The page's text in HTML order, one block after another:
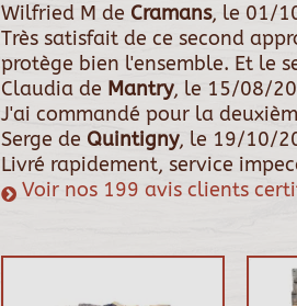
Wilfried M de Cramans, le 01/
Très satisfait de ce second
protège bien l'ensemble. Et le
Claudia de Mantry, le 15/08/
J'ai commandé pour la
Serge de Quintigny, le 19/10/
Livré rapidement, service
Voir nos 199 avis clients